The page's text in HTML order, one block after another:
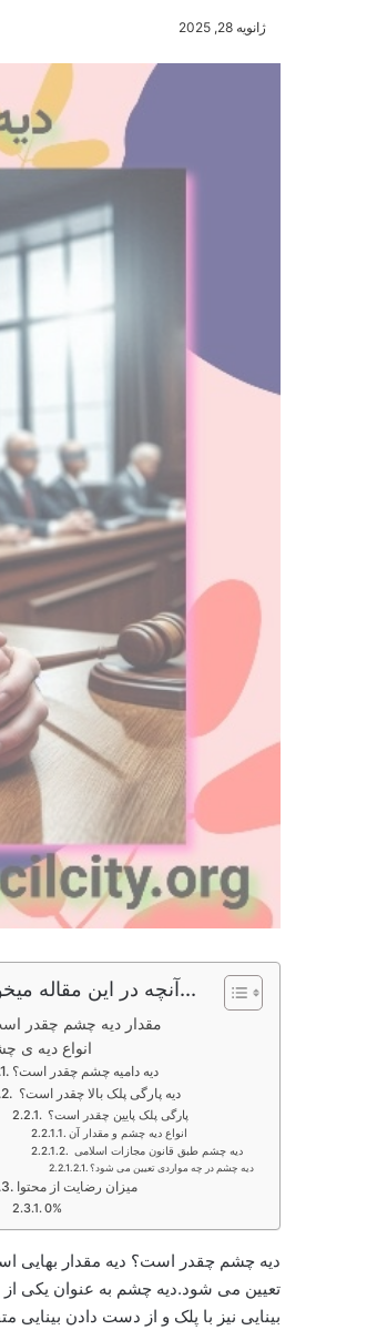
ژانویه 28, 2025
آنچه در این مقاله میخوانید...
مقدار دیه چشم چقدر
انواع دیه ی
دیه دامیه چشم چقدر است؟
دیه پارگی پلک بالا چقدر است؟
پارگی پلک پایین چقدر است؟
انواع دیه چشم و مقدار آن
دیه چشم طبق قانون مجازات اسلامی
دیه چشم در چه مواردی تعیین می شود؟
میزان رضایت از محتوا
0%
دیه چشم چقدر است؟ دیه مقدار بهایی
تعیین می شود.دیه چشم به عنوان یکی
بینایی نیز با پلک و از دست دادن